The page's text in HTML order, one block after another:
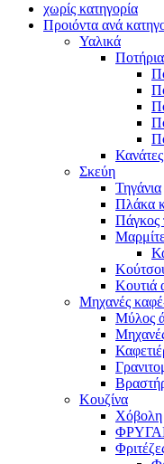
χωρίς κατηγορία
Προιόντα ανά
Υαλικά
Ποτήρια
Κανάτες
Σκεύη
Τηγάνια
Πλάκα
Πάγκος
Κουτιά
Μηχανές
Μύλος
Κουζίνα
Χόβολη